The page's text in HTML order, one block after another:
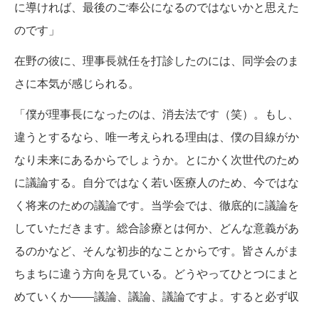
に導ければ、最後のご奉公になるのではないかと思えた
のです」
在野の彼に、理事長就任を打診したのには、同学会のま
さに本気が感じられる。
「僕が理事長になったのは、消去法です（笑）。もし、
違うとするなら、唯一考えられる理由は、僕の目線がか
なり未来にあるからでしょうか。とにかく次世代のため
に議論する。自分ではなく若い医療人のため、今ではな
く将来のための議論です。当学会では、徹底的に議論を
していただきます。総合診療とは何か、どんな意義があ
るのかなど、そんな初歩的なことからです。皆さんがま
ちまちに違う方向を見ている。どうやってひとつにまと
めていくか――議論、議論、議論ですよ。すると必ず収